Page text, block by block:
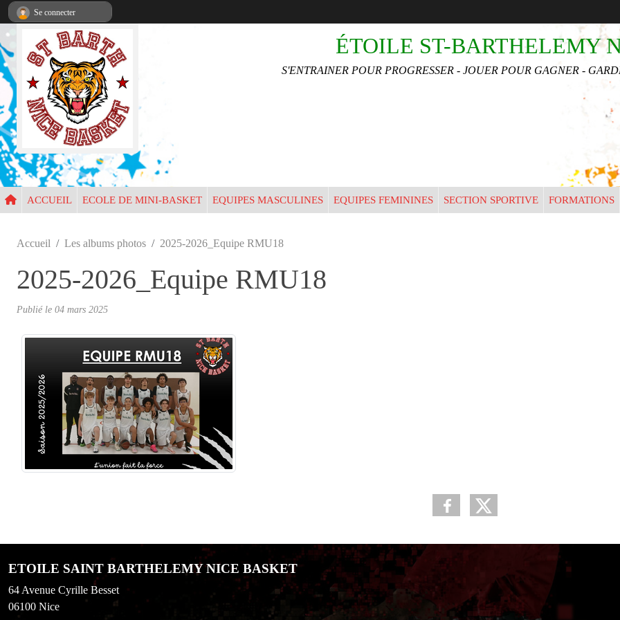
ÉTOILE ST-BARTHELEMY
S'ENTRAINER POUR PROGRESSER - JOUER POUR GAGNER -
ACCUEIL ECOLE DE MINI-BASKET EQUIPES MASCULINES EQUIPES FEMININES SECTION SPORTIVE FORMATIONS
Accueil Les albums photos 2025-2026_Equipe RMU18
2025-2026_Equipe RMU18
Publié le 04 mars 2025
ETOILE SAINT BARTHELEMY NICE BASKET
64 Avenue Cyrille Besset
06100 Nice
Se connecter
•
•
•
Panneau de gestion des cookies